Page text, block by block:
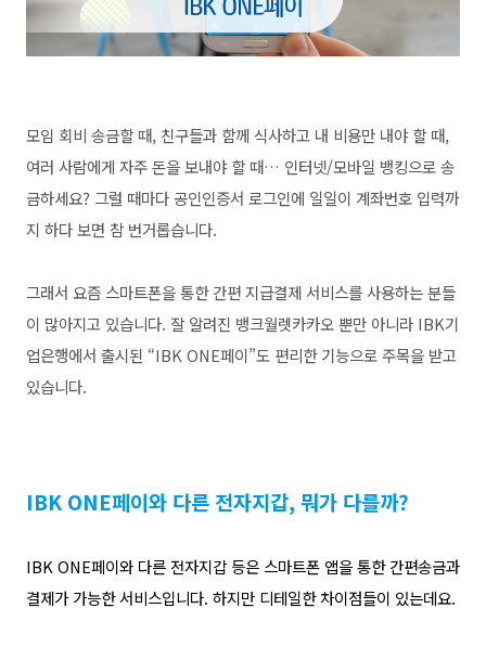
모임 회비 송금할 때, 친구들과 함께 식사하고 내 비용만 내야 할 때,
여러 사람에게 자주 돈을 보내야 할 때… 인터넷/모바일 뱅킹으로 송
금하세요? 그럴 때마다 공인인증서 로그인에 일일이 계좌번호 입력까
지 하다 보면 참 번거롭습니다.
그래서 요즘 스마트폰을 통한 간편 지급결제 서비스를 사용하는 분들
이 많아지고 있습니다. 잘 알려진 뱅크월렛카카오 뿐만 아니라 IBK기
업은행에서 출시된 “IBK ONE페이”도 편리한 기능으로 주목을 받고
있습니다.
IBK ONE페이와 다른 전자지갑, 뭐가 다를까?
IBK ONE페이와 다른 전자지갑 등은 스마트폰 앱을 통한 간편송금과
결제가 가능한 서비스입니다. 하지만 디테일한 차이점들이 있는데요.